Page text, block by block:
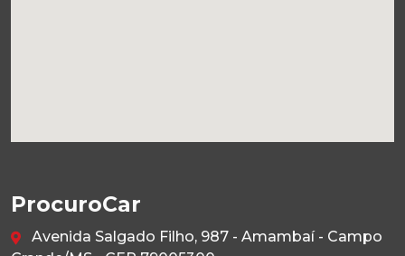
ProcuroCar
Avenida Salgado Filho, 987 - Amambaí - Campo